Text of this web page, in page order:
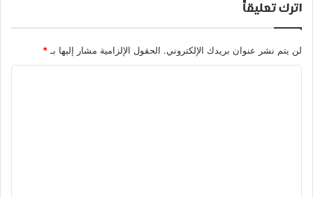
اترك تعليقاً
لن يتم نشر عنوان بريدك الإلكتروني. الحقول الإلزامية مشار إليها بـ *